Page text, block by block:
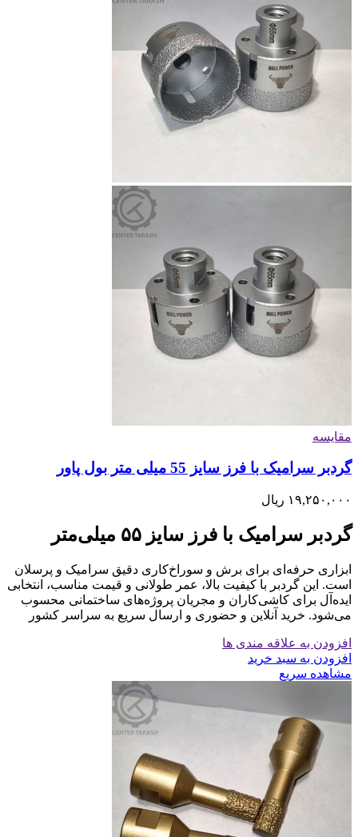
مقایسه
گردبر سرامیک با فرز سایز 55 میلی متر بول پاور
۱۹,۲۵۰,۰۰۰ ریال
گردبر سرامیک با فرز سایز ۵۵ میلی‌متر
ابزاری حرفه‌ای برای برش و سوراخ‌کاری دقیق سرامیک و پرسلان
است. این گردبر با کیفیت بالا، عمر طولانی و قیمت مناسب، انتخابی
ایده‌آل برای کاشی‌کاران و مجریان پروژه‌های ساختمانی محسوب
می‌شود. خرید آنلاین و حضوری و ارسال سریع به سراسر کشور
افزودن به علاقه مندی ها
افزودن به سبد خرید
مشاهده سریع